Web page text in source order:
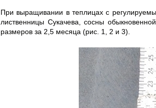
При выращивании в теплицах с
лиственницы Сукачева, сосны
размеров за 2,5 месяца (рис. 1, 2 и 3).